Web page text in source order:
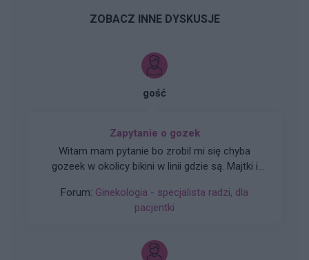
ZOBACZ INNE DYSKUSJE
gość
Zapytanie o gozek
Witam mam pytanie bo zrobil mi się chyba
gozeek w okolicy bikini w linii gdzie są. Majtki i
zeby sprawdził czy się wsiąknie sam czysto coś
innego
Forum: Ginekologia - specjalista radzi, dla
pacjentki